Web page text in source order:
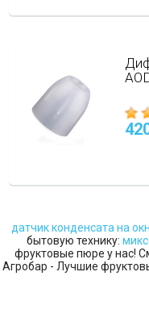
датчик конденсата на
бытовую технику:
фруктовые пюре у нас!
Агробар - Лучшие